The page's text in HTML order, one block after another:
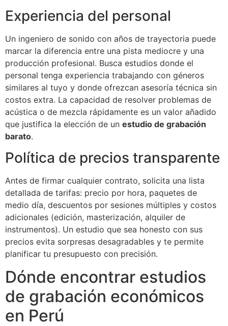
Experiencia del personal
Un ingeniero de sonido con años de trayectoria puede
marcar la diferencia entre una pista mediocre y una
producción profesional. Busca estudios donde el
personal tenga experiencia trabajando con géneros
similares al tuyo y donde ofrezcan asesoría técnica sin
costos extra. La capacidad de resolver problemas de
acústica o de mezcla rápidamente es un valor añadido
que justifica la elección de un estudio de grabación
barato.
Política de precios transparente
Antes de firmar cualquier contrato, solicita una lista
detallada de tarifas: precio por hora, paquetes de
medio día, descuentos por sesiones múltiples y costos
adicionales (edición, masterización, alquiler de
instrumentos). Un estudio que sea honesto con sus
precios evita sorpresas desagradables y te permite
planificar tu presupuesto con precisión.
Dónde encontrar estudios
de grabación económicos
en Perú